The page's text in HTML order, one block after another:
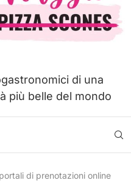
di una
più belle del mondo
di prenotazioni online